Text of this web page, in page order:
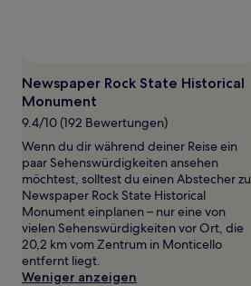
können
zusätzliche
Bedingungen
gelten.
Newspaper Rock State Historical
Monument
9.4/10 (192 Bewertungen)
Wenn du dir während deiner Reise ein
paar Sehenswürdigkeiten ansehen
möchtest, solltest du einen Abstecher zu
Newspaper Rock State Historical
Monument einplanen – nur eine von
vielen Sehenswürdigkeiten vor Ort, die
20,2 km vom Zentrum in Monticello
entfernt liegt.
Weniger anzeigen